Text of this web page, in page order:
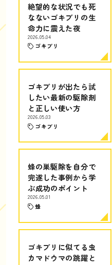
絶望的な状況でも死
なないゴキブリの生
命力に震えた夜
2026.05.04
ゴキブリ
ゴキブリが出たら試
したい最新の駆除剤
と正しい使い方
2026.05.03
ゴキブリ
蜂の巣駆除を自分で
完遂した事例から学
ぶ成功のポイント
2026.05.01
蜂
ゴキブリに似てる虫
カマドウマの跳躍と